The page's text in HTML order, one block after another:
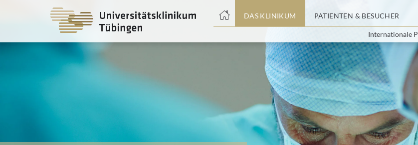
DAS KLINIKUM PATIENTEN & BESUCHER
Internationale